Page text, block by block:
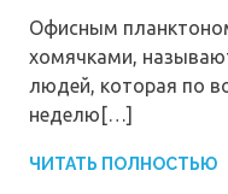
Офисным
хомячками,
людей, которая по
неделю[…]
ЧИТАТЬ ПОЛНОСТЬЮ